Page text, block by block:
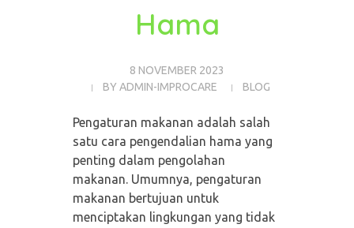
Hama
8 NOVEMBER 2023
BY ADMIN-IMPROCARE BLOG
Pengaturan makanan adalah salah
satu cara pengendalian hama yang
penting dalam pengolahan
makanan. Umumnya, pengaturan
makanan bertujuan untuk
menciptakan lingkungan yang tidak